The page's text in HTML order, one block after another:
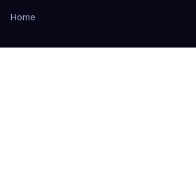
Home